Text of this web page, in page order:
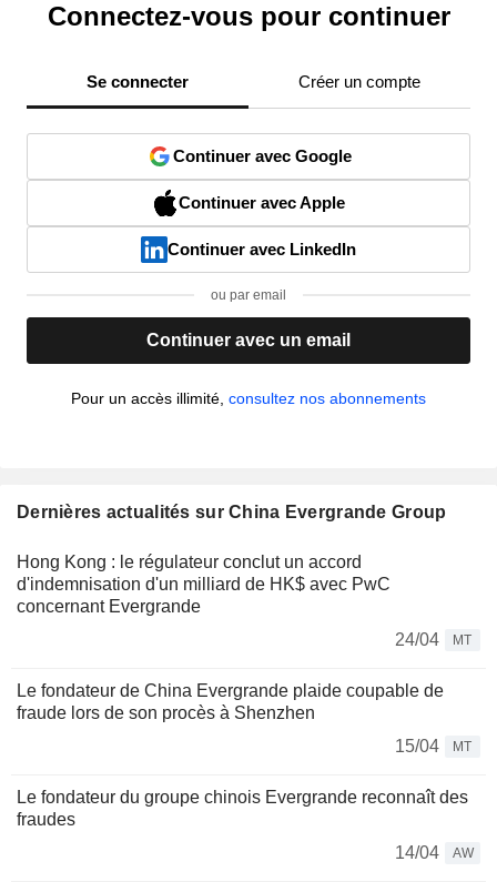
Connectez-vous pour continuer
Se connecter Créer un compte
Continuer avec Google
Continuer avec Apple
Continuer avec LinkedIn
ou par email
Continuer avec un email
Pour un accès illimité, consultez nos abonnements
Dernières actualités sur China Evergrande Group
Hong Kong : le régulateur conclut un accord
d'indemnisation d'un milliard de HK$ avec PwC
concernant Evergrande
24/04
MT
Le fondateur de China Evergrande plaide coupable de
fraude lors de son procès à Shenzhen
15/04
MT
Le fondateur du groupe chinois Evergrande reconnaît des
fraudes
14/04
AW